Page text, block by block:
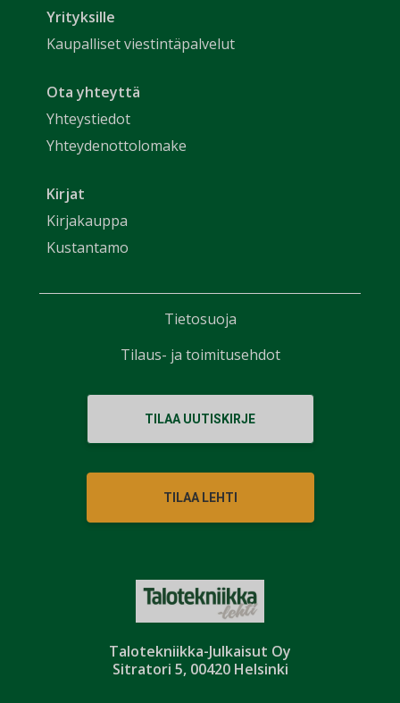
Talotekniikka-Julkaisut Oy
Sitratori 5, 00420 Helsinki
Yrityksille
Kaupalliset viestintäpalvelut
Ota yhteyttä
Yhteystiedot
Yhteydenottolomake
Kirjat
Kirjakauppa
Kustantamo
TILAA UUTISKIRJE
TILAA LEHTI
Tietosuoja
Tilaus- ja toimitusehdot